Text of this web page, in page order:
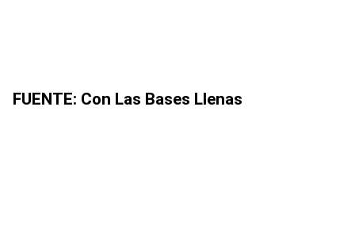
FUENTE: Con Las Bases Llenas